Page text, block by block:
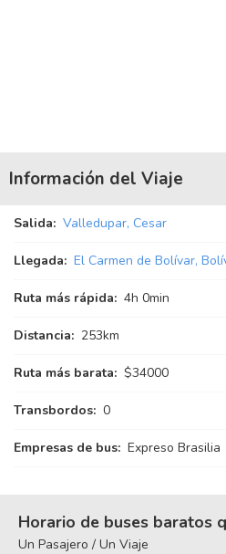
Información del Viaje
Salida: Valledupar, Cesar
Llegada: El Carmen de Bolívar,
Ruta más rápida: 4h 0min
Distancia: 253km
Ruta más barata: $34000
Transbordos: 0
Empresas de bus: Expreso Brasilia
Horario de buses baratos
Un Pasajero / Un Viaje